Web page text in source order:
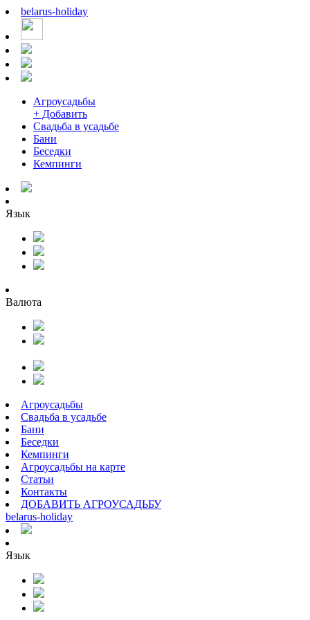
belarus-holiday
Агроусадьбы
+ Добавить
Свадьба в усадьбе
Бани
Беседки
Кемпинги
Язык
Валюта
Агроусадьбы
Свадьба в усадьбе
Бани
Беседки
Кемпинги
Агроусадьбы на карте
Статьи
Контакты
ДОБАВИТЬ АГРОУСАДЬБУ
belarus-holiday
Язык